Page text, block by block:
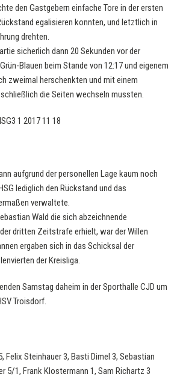
den Gastgebern einfache Tore in der ersten
egalisieren konnten, und letztlich in
drehten.
sicherlich dann 20 Sekunden vor der
Blauen beim Stande von 12:17 und eigenem
zweimal herschenkten und mit einem
die Seiten wechseln mussten.
aufgrund der personellen Lage kaum noch
lediglich den Rückstand und das
verwaltete.
Wald die sich abzeichnende
dritten Zeitstrafe erhielt, war der Willen
ergaben sich in das Schicksal der
der Kreisliga.
Samstag daheim in der Sporthalle CJD um
Troisdorf.
Felix Steinhauer 3, Basti Dimel 3, Sebastian
5/1, Frank Klostermann 1, Sam Richartz 3